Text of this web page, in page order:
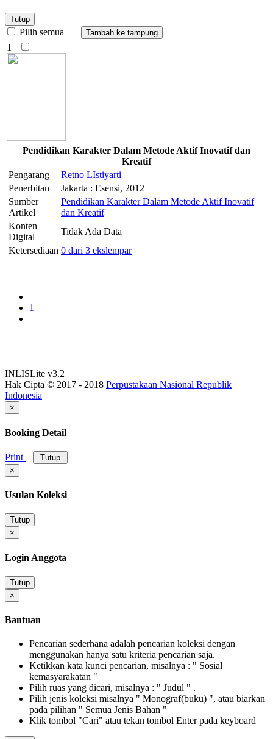
Tutup
Pilih semua
1
Pendidikan Karakter Dalam Metode Aktif Inovatif dan
Kreatif
Pengarang
Retno LIstiyarti
Penerbitan
Jakarta : Esensi, 2012
Sumber
Artikel
Pendidikan Karakter Dalam Metode Aktif Inovatif
dan Kreatif
Konten
Digital
Tidak Ada Data
Ketersediaan 0 dari 3 ekslempar
1
INLISLite v3.2
Hak Cipta © 2017 - 2018 Perpustakaan Nasional Republik
Indonesia
×
Booking Detail
Print
Tutup
×
Usulan Koleksi
Tutup
×
Login Anggota
Tutup
×
Bantuan
Pencarian sederhana adalah pencarian koleksi dengan
menggunakan hanya satu kriteria pencarian saja.
Ketikkan kata kunci pencarian, misalnya : " Sosial
kemasyarakatan "
Pilih ruas yang dicari, misalnya : " Judul " .
Pilih jenis koleksi misalnya " Monograf(buku) ", atau biarkan
pada pilihan " Semua Jenis Bahan "
Klik tombol "Cari" atau tekan tombol Enter pada keyboard